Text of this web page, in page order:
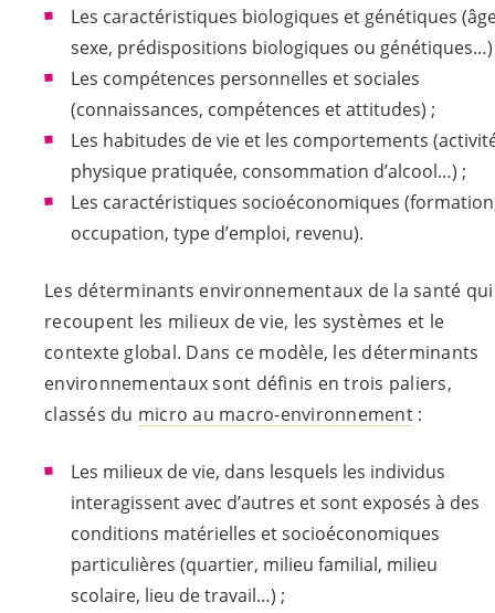
Les caractéristiques biologiques et génétiques
sexe, prédispositions biologiques ou
Les compétences personnelles et sociales
(connaissances, compétences et attitudes) ;
Les habitudes de vie et les comportements
physique pratiquée, consommation d’alcool…) ;
Les caractéristiques socioéconomiques
occupation, type d’emploi, revenu).
Les déterminants environnementaux de la santé qui
recoupent les milieux de vie, les systèmes et le
contexte global. Dans ce modèle, les déterminants
environnementaux sont définis en trois paliers,
classés du micro au macro-environnement:
Les milieux de vie, dans lesquels les individus
interagissent avec d’autres et sont exposés à des
conditions matérielles et socioéconomiques
particulières (quartier, milieu familial, milieu
scolaire, lieu de travail…) ;